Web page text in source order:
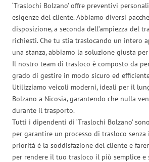
‘Traslochi Bolzano’ offre preventivi
esigenze del cliente. Abbiamo diversi
disposizione, a seconda dell’ampiezza del
richiesti. Che tu stia traslocando un intero
una stanza, abbiamo la soluzione giusta
Il nostro team di trasloco è composto da
grado di gestire in modo sicuro ed
Utilizziamo veicoli moderni, ideali per il
Bolzano a Nicosia, garantendo che nulla
durante il trasporto.
Tutti i dipendenti di ‘Traslochi Bolzano’
per garantire un processo di trasloco
priorità è la soddisfazione del cliente e
per rendere il tuo trasloco il più semplice e